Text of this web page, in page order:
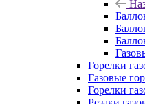
Горелки
Газовые
Горелки